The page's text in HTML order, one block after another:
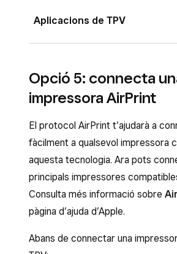
Aplicacions de TPV
una finestra emergent a la
configurar-la automàticament
personalitzat.
Per connectar manualment la
de les aplicacions de TPV de
Obre l’aplicació de TPV.
Hardware>Impressores.
Opció 5: connecta
impressora AirPrint
El protocol AirPrint t’ajudarà a
fàcilment a qualsevol impressora
aquesta tecnologia. Ara pots
principals impressores
Consulta més informació sobre
pàgina d’ajuda d’Apple.
Abans de connectar una